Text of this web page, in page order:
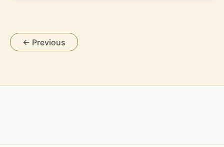
← Previous